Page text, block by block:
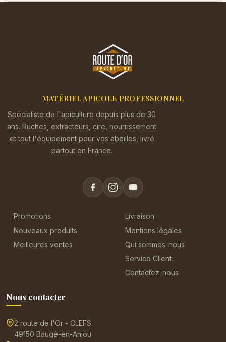
MATÉRIEL APICOLE PROFESSIONNEL
Spécialiste de l'apiculture depuis plus de 30
ans. Ruches, extracteurs, cire, nourrissement
et tout l'équipement pour vos abeilles, livré
partout en France.
Promotions
Nouveaux produits
Meilleures ventes
Livraison
Mentions légales
Qui sommes-nous
Service Client
Contactez-nous
Nous contacter
2 route de l'Or - CLEFS
49150 Baugé-en-Anjou